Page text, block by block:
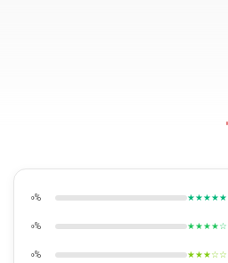
★★★★★
0%
★★★★☆
0%
★★★☆☆
0%